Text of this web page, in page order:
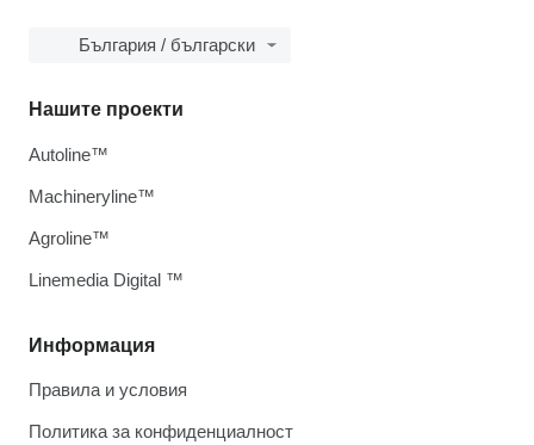
България / български
Информация
Правила и условия
Политика за конфиденциалност
Нашите проекти
Autoline™
Machineryline™
Agroline™
Linemedia Digital ™